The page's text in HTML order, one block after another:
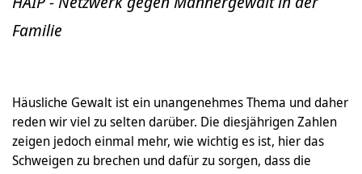
Familie
Häusliche Gewalt ist ein unangenehmes Thema und daher
reden wir viel zu selten darüber. Die diesjährigen Zahlen
zeigen jedoch einmal mehr, wie wichtig es ist, hier das
Schweigen zu brechen und dafür zu sorgen, dass die